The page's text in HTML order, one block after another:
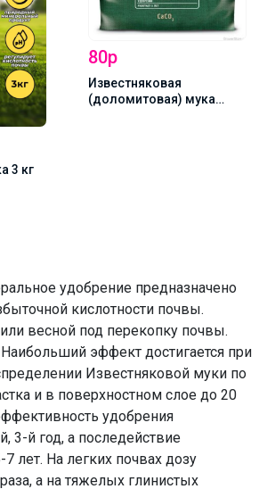
3 кг
80р
Известняковая
(доломитовая) мука
удобрение предназначено
кислотности почвы.
весной под перекопку почвы.
эффект достигается при
Известняковой муки по
и в поверхностном слое до 20
удобрения
3-й год, а последействие
лет. На легких почвах дозу
а на тяжелых глинистых